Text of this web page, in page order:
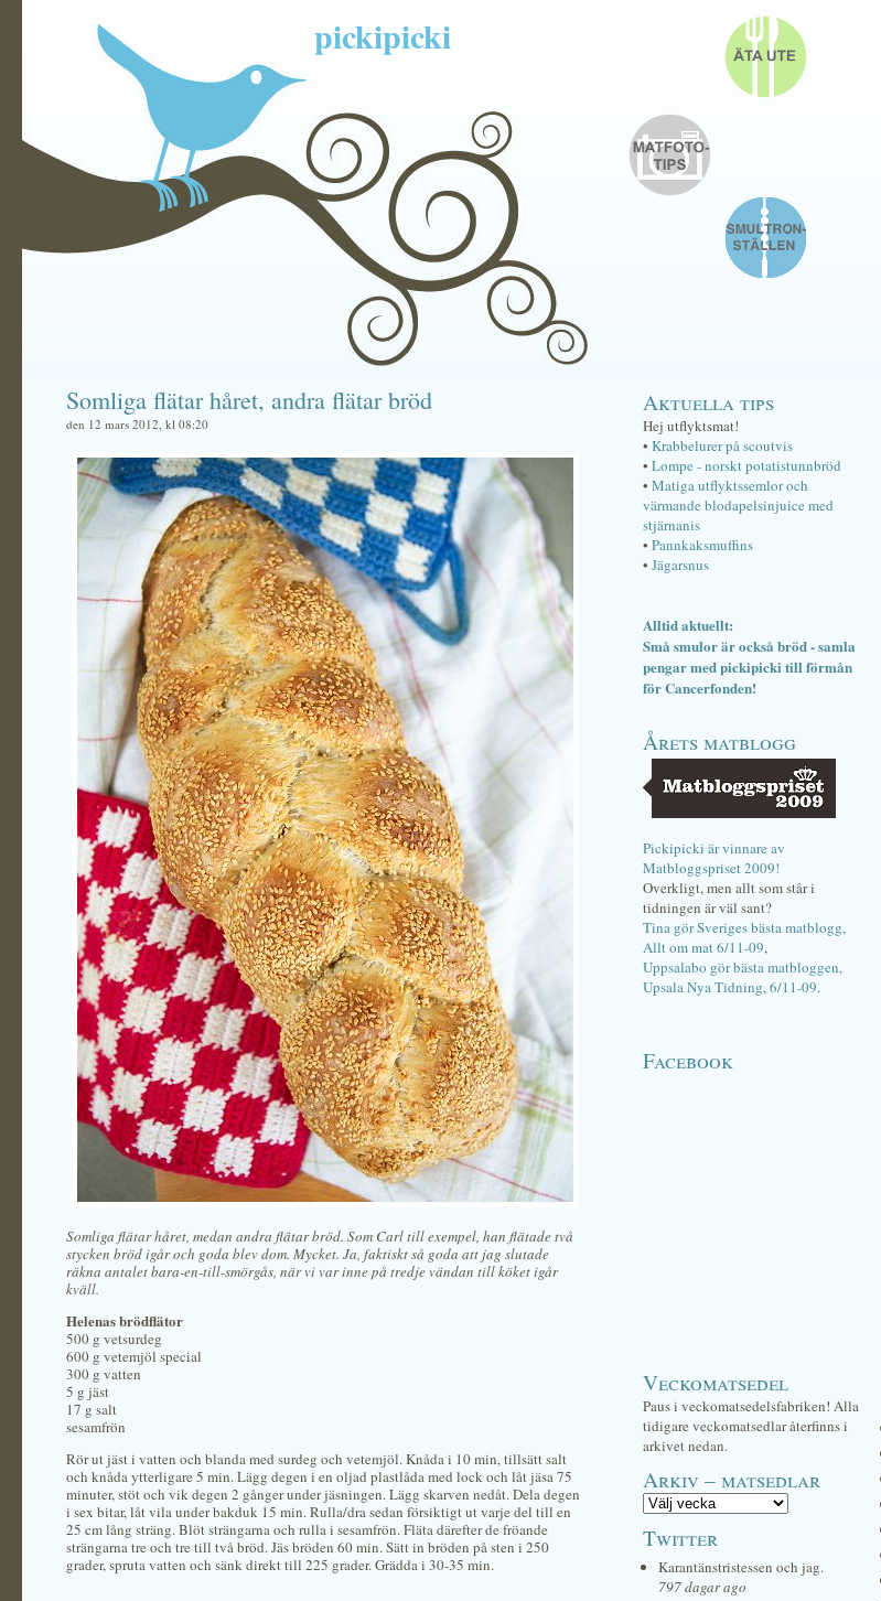
pickipicki
Somliga flätar håret, andra flätar bröd
den 12 mars 2012, kl 08:20
Somliga flätar håret, medan andra flätar bröd. Som Carl till exempel, han flätade två
stycken bröd igår och goda blev dom. Mycket. Ja, faktiskt så goda att jag slutade
räkna antalet bara-en-till-smörgås, när vi var inne på tredje vändan till köket igår
kväll.
Helenas brödflätor
500 g vetsurdeg
600 g vetemjöl special
300 g vatten
5 g jäst
17 g salt
sesamfrön
Rör ut jäst i vatten och blanda med surdeg och vetemjöl. Knåda i 10 min, tillsätt salt
och knåda ytterligare 5 min. Lägg degen i en oljad plastlåda med lock och låt jäsa 75
minuter, stöt och vik degen 2 gånger under jäsningen. Lägg skarven nedåt. Dela degen
i sex bitar, låt vila under bakduk 15 min. Rulla/dra sedan försiktigt ut varje del till en
25 cm lång sträng. Blöt strängarna och rulla i sesamfrön. Fläta därefter de fröande
strängarna tre och tre till två bröd. Jäs bröden 60 min. Sätt in bröden på sten i 250
grader, spruta vatten och sänk direkt till 225 grader. Grädda i 30-35 min.
Aktuella tips
Hej utflyktsmat!
• Krabbelurer på scoutvis
• Lompe - norskt potatistunnbröd
• Matiga utflyktssemlor och
värmande blodapelsinjuice med
stjärnanis
• Pannkaksmuffins
• Jägarsnus
Alltid aktuellt:
Små smulor är också bröd - samla
pengar med pickipicki till förmån
för Cancerfonden!
Årets matblogg
Pickipicki är vinnare av
Matbloggspriset 2009!
Overkligt, men allt som står i
tidningen är väl sant?
Tina gör Sveriges bästa matblogg,
Allt om mat 6/11-09,
Uppsalabo gör bästa matbloggen,
Upsala Nya Tidning, 6/11-09.
Facebook
Veckomatsedel
Paus i veckomatsedelsfabriken! Alla
tidigare veckomatsedlar återfinns i
arkivet nedan.
Arkiv – matsedlar
Twitter
Karantänstristessen och jag.
797 dagar ago